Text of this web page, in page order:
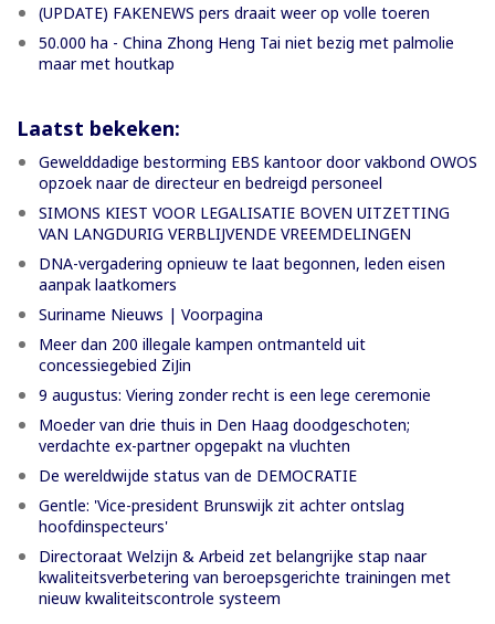
(UPDATE) FAKENEWS pers draait weer op volle toeren
50.000 ha - China Zhong Heng Tai niet bezig met palmolie
maar met houtkap
Laatst bekeken:
Gewelddadige bestorming EBS kantoor door vakbond OWOS
opzoek naar de directeur en bedreigd personeel
SIMONS KIEST VOOR LEGALISATIE BOVEN UITZETTING
VAN LANGDURIG VERBLIJVENDE VREEMDELINGEN
DNA-vergadering opnieuw te laat begonnen, leden eisen
aanpak laatkomers
Suriname Nieuws | Voorpagina
Meer dan 200 illegale kampen ontmanteld uit
concessiegebied ZiJin
9 augustus: Viering zonder recht is een lege ceremonie
Moeder van drie thuis in Den Haag doodgeschoten;
verdachte ex-partner opgepakt na vluchten
De wereldwijde status van de DEMOCRATIE
Gentle: 'Vice-president Brunswijk zit achter ontslag
hoofdinspecteurs'
Directoraat Welzijn & Arbeid zet belangrijke stap naar
kwaliteitsverbetering van beroepsgerichte trainingen met
nieuw kwaliteitscontrole systeem